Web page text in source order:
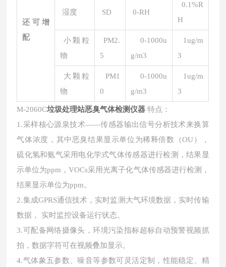
还可增
配
湿度 SD 0-RH
0.1%R
H
小颗粒
物
PM2.
5
0-1000u
g/m3
1ug/m
3
大颗粒
物
PM1
0
0-1000u
g/m3
1ug/m
3
M-2060C垃圾处理站恶臭气体检测仪器 特点：
1.采样核心源泉技术——传感器输出信号分析技术来换算
气体浓度，其中恶臭结果显示单位为稀释倍数（OU），
硫化氢和氨气采用电化学式气体传感器进行检测，结果显
示单位为ppm，VOCs采用光离子化气体传感器进行检测，
结果显示单位为ppm。
2.集成GPRS通信技术，实时监测大气环境数据，实时传输
数据， 实时监控设备运行状态。
3.可配备网络摄像头，环境污染指标超标自动预警视频抓
拍，数据字符可在视频叠加显示。
4.气体象五参数、噪音等参数可灵活定制，性能稳定、精